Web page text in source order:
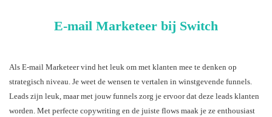
E-mail Marketeer bij Switch
Als E-mail Marketeer vind het leuk om met klanten mee te denken op
strategisch niveau. Je weet de wensen te vertalen in winstgevende funnels.
Leads zijn leuk, maar met jouw funnels zorg je ervoor dat deze leads klanten
worden. Met perfecte copywriting en de juiste flows maak je ze enthousiast